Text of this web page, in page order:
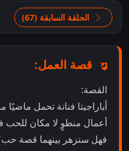
اضغط
الحلقة السابقة (67)
قصة العمل:
القصة:
أباراجيتا فنانة تحمل
أعمال منطوٍ لا مكان للحب
فهل ستزهر بينهما قصة